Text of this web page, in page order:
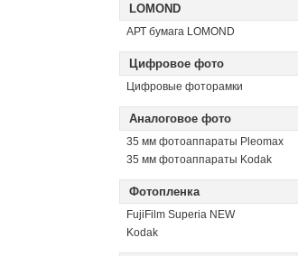
LOMOND
АРТ бумага LOMOND
Цифровое фото
Цифровые фоторамки
Аналоговое фото
35 мм фотоаппараты Pleomax
35 мм фотоаппараты Kodak
Фотопленка
FujiFilm Superia NEW
Kodak